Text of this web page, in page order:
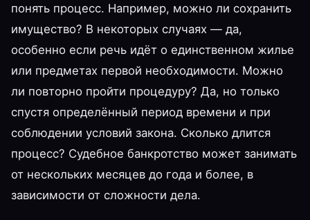
понять процесс. Например, можно ли сохранить
имущество? В некоторых случаях — да,
особенно если речь идёт о единственном жилье
или предметах первой необходимости. Можно
ли повторно пройти процедуру? Да, но только
спустя определённый период времени и при
соблюдении условий закона. Сколько длится
процесс? Судебное банкротство может занимать
от нескольких месяцев до года и более, в
зависимости от сложности дела.